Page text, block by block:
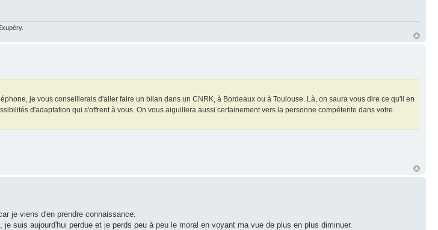
je vous conseillerais d'aller faire un bilan dans un CNRK, à Bordeaux ou à Toulouse. Là, on saura vous dire ce qu'il en
d'adaptation qui s'offrent à vous. On vous aiguillera aussi certainement vers la personne compétente dans votre
je viens d'en prendre connaissance.
je suis aujourd'hui perdue et je perds peu à peu le moral en voyant ma vue de plus en plus diminuer.